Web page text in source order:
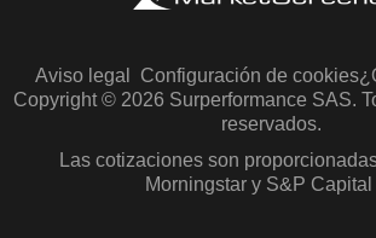
Aviso legal Configuración de cookies
Copyright © 2026 Surperformance SAS.
reservados.
Las cotizaciones son
Morningstar y S&P Capital